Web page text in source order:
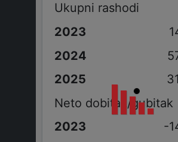
Ukupni rashodi
Neto dobitak/gubitak
-